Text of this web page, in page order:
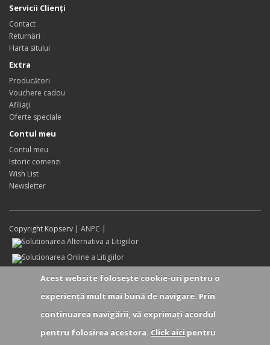
Servicii Clienţi
Contact
Returnări
Harta sitului
Extra
Producători
Vouchere cadou
Afiliaţi
Oferte speciale
Contul meu
Contul meu
Istoric comenzi
Wish List
Newsletter
Copyright Kopserv | ANPC |
Acest website foloseşte cookie-uri pentru o
experienţă mult mai bună de navigare. Prin
continuarea navigării, vă exprimaţi acordul
pentru folosirea acestora. Click aici pentru